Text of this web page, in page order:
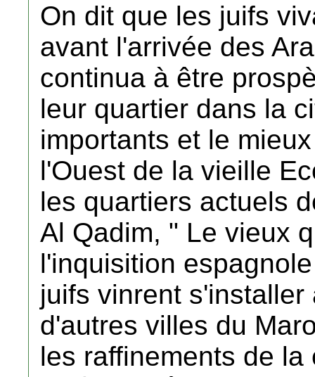
On dit que les juifs
avant l'arrivée des
continua à être
leur quartier dans la
importants et le
l'Ouest de la vieille
les quartiers actuels
Al Qadim, " Le vieux
l'inquisition
juifs vinrent
d'autres villes du
les raffinements de